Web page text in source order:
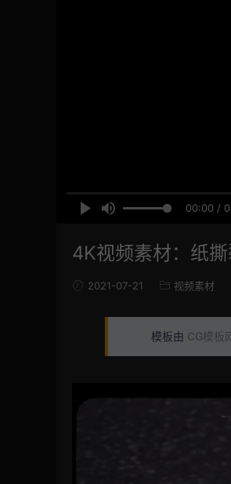
00:00 /
4K视频素材：纸
2021-07-21 视频素材
模板由 CG模板